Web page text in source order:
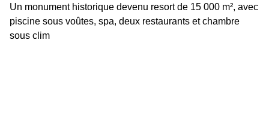
Un monument historique devenu resort de 15 000 m², avec
piscine sous voûtes, spa, deux restaurants et chambre
sous clim